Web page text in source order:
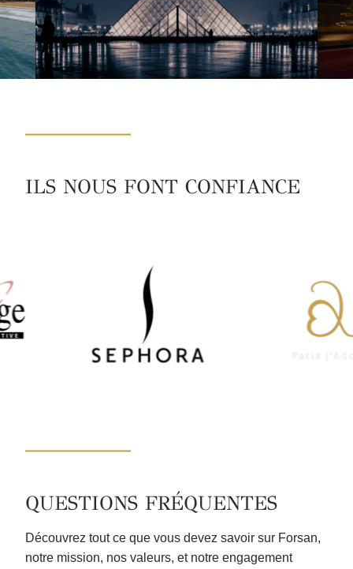
ILS NOUS FONT CONFIANCE
QUESTIONS FRÉQUENTES
Découvrez tout ce que vous devez savoir sur Forsan,
notre mission, nos valeurs, et notre engagement